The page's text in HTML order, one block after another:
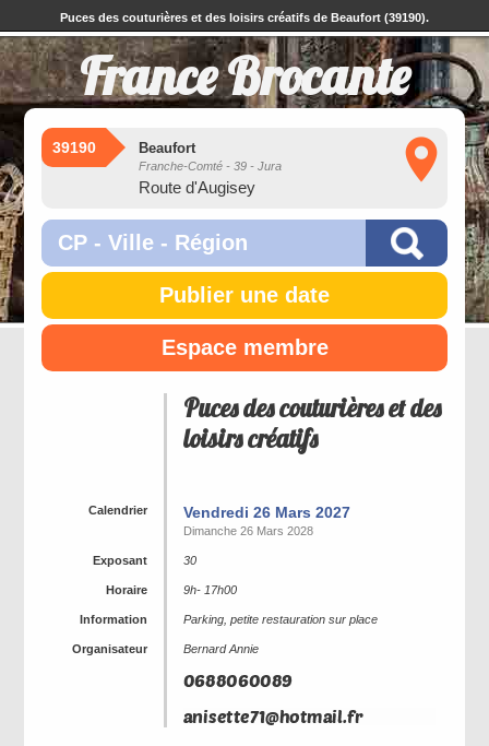
Puces des couturières et des loisirs créatifs de Beaufort (39190).
France Brocante
39190 Beaufort
Franche-Comté - 39 - Jura
Route d'Augisey
Publier une date
Espace membre
Puces des couturières et des
loisirs créatifs
Calendrier Vendredi 26 Mars 2027
Dimanche 26 Mars 2028
Exposant 30
Horaire 9h- 17h00
Information Parking, petite restauration sur place
Organisateur Bernard Annie